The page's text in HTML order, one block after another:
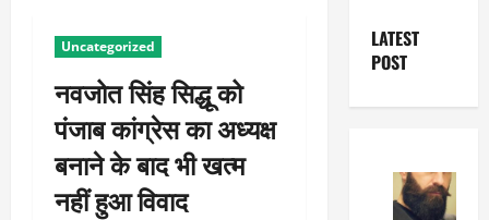
Uncategorized
नवजोत सिंह सिद्धू को
पंजाब कांग्रेस का अध्यक्ष
बनाने के बाद भी खत्म
नहीं हुआ विवाद
LATEST
POST